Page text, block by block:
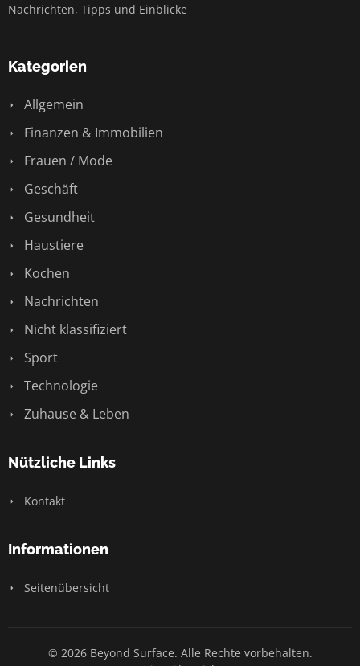
Nachrichten, Tipps und Einblicke
Kategorien
Allgemein
Finanzen & Immobilien
Frauen / Mode
Geschäft
Gesundheit
Haustiere
Kochen
Nachrichten
Nicht klassifiziert
Sport
Technologie
Zuhause & Leben
Nützliche Links
Kontakt
Informationen
Seitenübersicht
© 2026 Beyond Surface. Alle Rechte vorbehalten.